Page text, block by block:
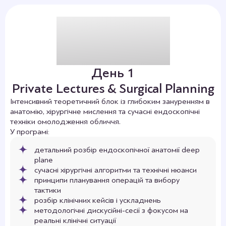
конференції The Aestetic Meet, Boston, США
Спікерка на конференціях з
професійного розвитку пластичних
хірургів:
25 січня 2020 р. – виступила спікером на
lite в Україні
19-20 вересня 2025 р. – виступила спікером
на конференції ICAMPS-2025 в м. Київ. Тема:
«Ендоскопічна підтяжка обличчя – тренд
омолодження без видимих рубців»
3-4 жовтня 2025 р. – виступила спікером на
конференції Breast Geneity 2025 Тема: “Груди
без рубців- особливості аксилярного
День 1
Private Lectures & Surgical Planning
Інтенсивний теоретичний блок із глибоким зануренням в
анатомію, хірургічне мислення та сучасні ендоскопічні
техніки омолодження обличчя.
У програмі:
детальний розбір ендоскопічної анатомії deep
plane
сучасні хірургічні алгоритми та технічні нюанси
принципи планування операцій та вибору
тактики
розбір клінічних кейсів і ускладнень
методологічні дискусійні-сесії з фокусом на
реальні клінічні ситуації